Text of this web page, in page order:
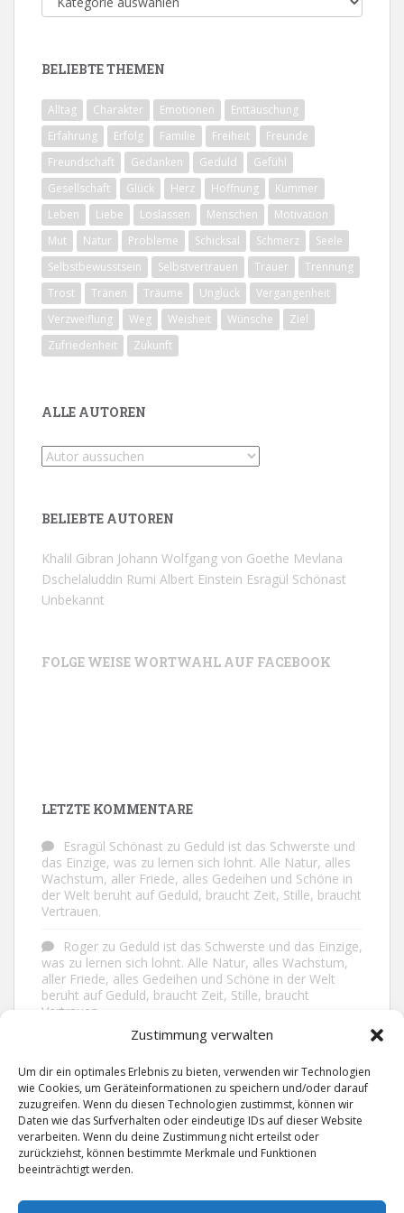
Zustimmung verwalten
Um dir ein optimales Erlebnis zu bieten, verwenden wir Technologien
wie Cookies, um Geräteinformationen zu speichern und/oder darauf
zuzugreifen. Wenn du diesen Technologien zustimmst, können wir
Daten wie das Surfverhalten oder eindeutige IDs auf dieser Website
verarbeiten. Wenn du deine Zustimmung nicht erteilst oder
zurückziehst, können bestimmte Merkmale und Funktionen
beeinträchtigt werden.
Themen
BELIEBTE THEMEN
Alltag Charakter Emotionen
Enttäuschung
Erfahrung
Erfolg Familie Freiheit
Freunde
Freundschaft
Gedanken Geduld
Gefühl
Gesellschaft
Glück Herz Hoffnung
Kummer
Leben
Liebe Loslassen Menschen
Motivation
Mut
Natur Probleme Schicksal Schmerz
Seele
Selbstbewusstsein
Selbstvertrauen Trauer
Trennung
Trost
Tränen Träume Unglück
Vergangenheit
Verzweiflung
Weg Weisheit Wünsche
Ziel
Zufriedenheit
Zukunft
ALLE AUTOREN
BELIEBTE AUTOREN
Khalil Gibran Johann Wolfgang von Goethe Mevlana
Dschelaluddin Rumi Albert Einstein Esragül Schönast
Unbekannt
FOLGE WEISE WORTWAHL AUF FACEBOOK
LETZTE KOMMENTARE
Esragül Schönast zu Geduld ist das Schwerste und
das Einzige, was zu lernen sich lohnt. Alle Natur, alles
Wachstum, aller Friede, alles Gedeihen und Schöne in
der Welt beruht auf Geduld, braucht Zeit, Stille, braucht
Vertrauen.
Roger zu Geduld ist das Schwerste und das Einzige,
was zu lernen sich lohnt. Alle Natur, alles Wachstum,
aller Friede, alles Gedeihen und Schöne in der Welt
beruht auf Geduld, braucht Zeit, Stille, braucht
Vertrauen.
Nichts in unserem Leben
geschieht ohne Grund. Der Rest ist Zufall.
GridzuMan lebt ruhiger, wenn man nicht alles
sagt, was man weiß, nicht alles glaubt, was man hört
und über den Rest einfach nur lächelt.